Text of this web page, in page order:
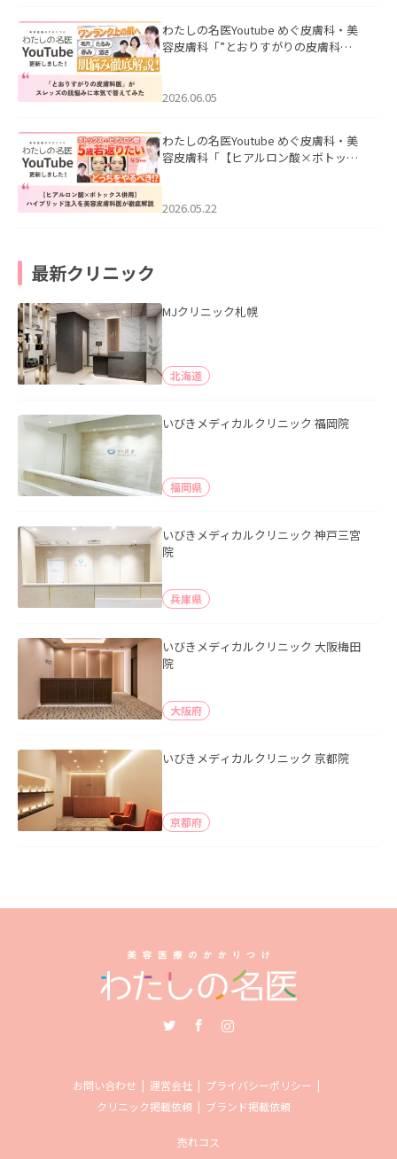
わたしの名医Youtube めぐ皮膚科・美
容皮膚科「”とおりすがりの皮膚科
2026.06.05
わたしの名医Youtube めぐ皮膚科・美
容皮膚科「【ヒアルロン酸×ボトック
た。
2026.05.22
最新クリニック
MJクリニック札幌
北海道
いびきメディカルクリニック 福岡院
福岡県
いびきメディカルクリニック 神戸三宮
院
兵庫県
いびきメディカルクリニック 大阪梅田
院
大阪府
いびきメディカルクリニック 京都院
京都府
お問い合わせ 運営会社
プライバシーポリシー
クリニック掲載依頼
ブランド掲載依頼
売れコス